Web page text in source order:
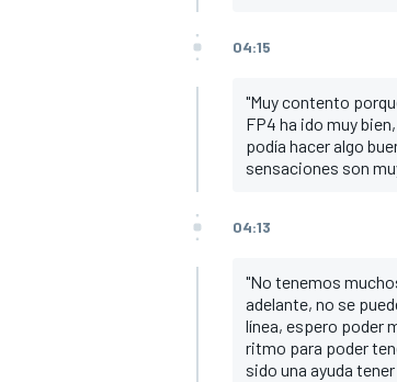
04:15
"Muy contento
FP4 ha ido muy
podía hacer algo
sensaciones son
04:13
"No tenemos
adelante, no se
línea, espero poder
ritmo para poder
sido una ayuda